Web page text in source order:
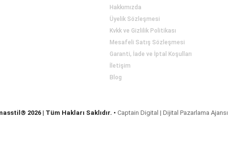
Hakkımızda
Üyelik Sözleşmesi
Kvkk ve Gizlilik Politikası
Mesafeli Satış Sözleşmesi
Garanti, İade ve İptal Koşulları
İletişim
Blog
2026 | Tüm Hakları Saklıdır. • Captain Digital | Dijital Pazarlama Ajansı